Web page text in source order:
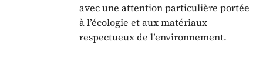
avec une attention particulière portée
à l’écologie et aux matériaux
respectueux de l’environnement.